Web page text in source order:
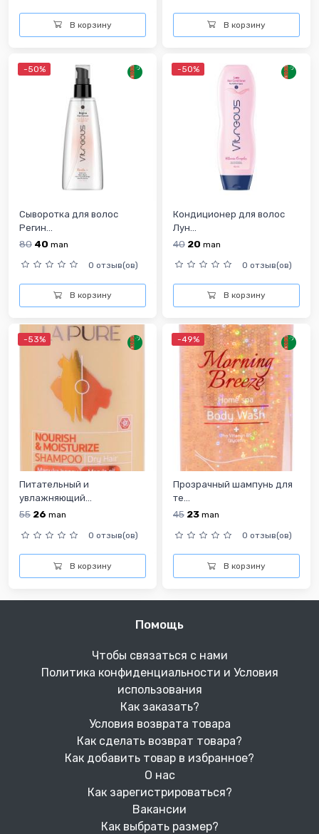
В корзину В корзину
-50%
Сыворотка для волос
Регин...
80 40 man
0 отзыв(ов)
В корзину
-50%
Кондиционер для волос
Лун...
40 20 man
0 отзыв(ов)
В корзину
-53%
Питательный и
увлажняющий...
55 26 man
0 отзыв(ов)
В корзину
-49%
Прозрачный шампунь для
те...
45 23 man
0 отзыв(ов)
В корзину
Помощь
Чтобы связаться с нами
Политика конфиденциальности и Условия
использования
Как заказать?
Условия возврата товара
Как сделать возврат товара?
Как добавить товар в избранное?
О нас
Как зарегистрироваться?
Вакансии
Как выбрать размер?